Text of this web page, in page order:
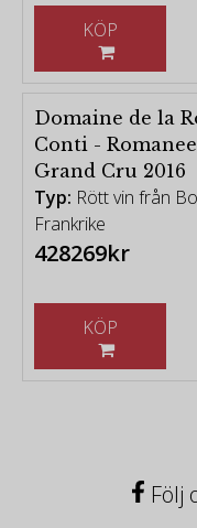
Domaine de la
Conti -
Grand Cru 2016
Typ: Rött vin från
Frankrike
428269kr
Följ